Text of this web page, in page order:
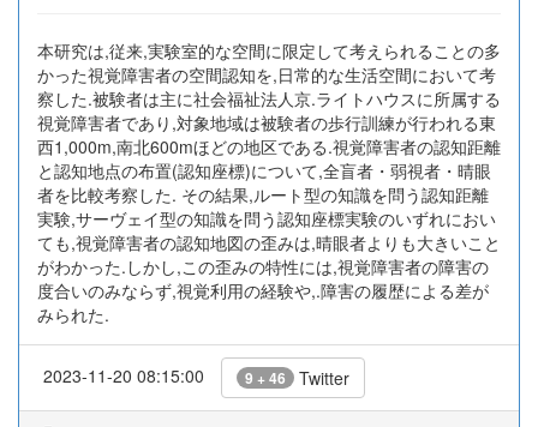
本研究は,従来,実験室的な空間に限定して考えられることの多
かった視覚障害者の空間認知を,日常的な生活空間において考
察した.被験者は主に社会福祉法人京.ライトハウスに所属する
視覚障害者であり,対象地域は被験者の歩行訓練が行われる東
西1,000m,南北600mほどの地区である.視覚障害者の認知距離
と認知地点の布置(認知座標)について,全盲者・弱視者・晴眼
者を比較考察した. その結果,ルート型の知識を問う認知距離
実験,サーヴェイ型の知識を問う認知座標実験のいずれにおい
ても,視覚障害者の認知地図の歪みは,晴眼者よりも大きいこと
がわかった.しかし,この歪みの特性には,視覚障害者の障害の
度合いのみならず,視覚利用の経験や,.障害の履歴による差が
みられた.
2023-11-20 08:15:00 9 + 46 Twitter